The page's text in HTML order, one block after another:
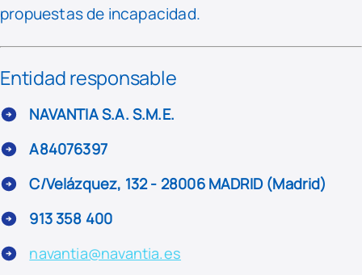
propuestas de incapacidad.
Entidad responsable
NAVANTIA S.A. S.M.E.
A84076397
C/Velázquez, 132 - 28006 MADRID (Madrid)
913 358 400
navantia@navantia.es